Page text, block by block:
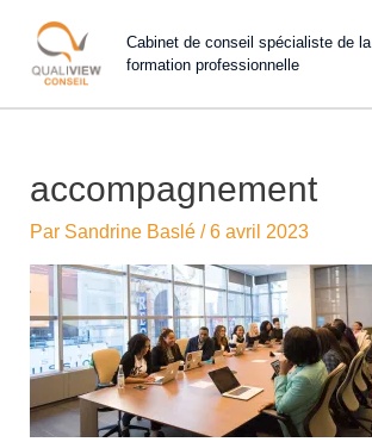
Cabinet de conseil spécialiste de la
formation professionnelle
accompagnement
Par Sandrine Baslé /6 avril 2023